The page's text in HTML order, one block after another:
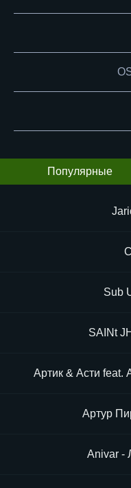
Популярные
Sub
SAINt
Артик & Асти feat.
Артур
Anivar -